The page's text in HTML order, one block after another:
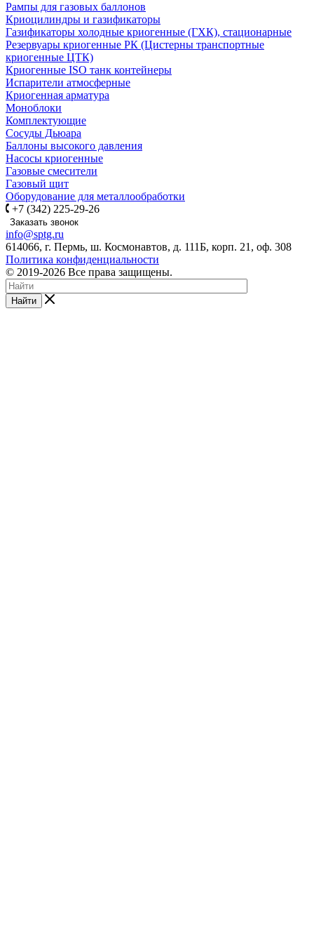
Рампы для газовых баллонов
Криоцилиндры и газификаторы
Газификаторы холодные криогенные (ГХК), стационарные
Резервуары криогенные РК (Цистерны транспортные
криогенные ЦТК)
Криогенные ISO танк контейнеры
Испарители атмосферные
Криогенная арматура
Моноблоки
Комплектующие
Сосуды Дьюара
Баллоны высокого давления
Насосы криогенные
Газовые смесители
Газовый щит
Оборудование для металлообработки
+7 (342) 225-29-26
Заказать звонок
info@sptg.ru
614066, г. Пермь, ш. Космонавтов, д. 111Б, корп. 21, оф. 308
Политика конфиденциальности
© 2019-2026 Все права защищены.
Найти